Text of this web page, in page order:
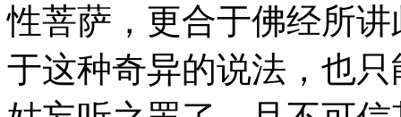
性菩萨，更合于佛经所
于这种奇异的说法，也